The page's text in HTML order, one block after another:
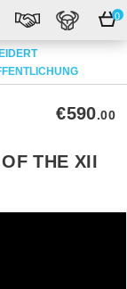
0
€590.00
THE XII